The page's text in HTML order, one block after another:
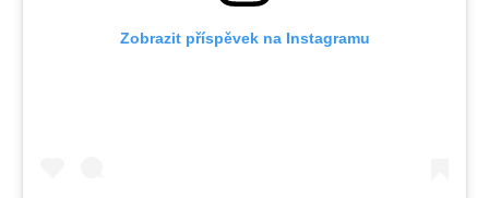
Zobrazit příspěvek na Instagramu